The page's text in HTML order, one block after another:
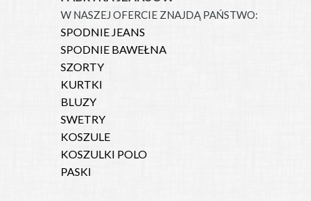
W NASZEJ OFERCIE ZNAJDĄ PAŃSTWO:
SPODNIE JEANS
SPODNIE BAWEŁNA
SZORTY
KURTKI
BLUZY
SWETRY
KOSZULE
KOSZULKI POLO
PASKI